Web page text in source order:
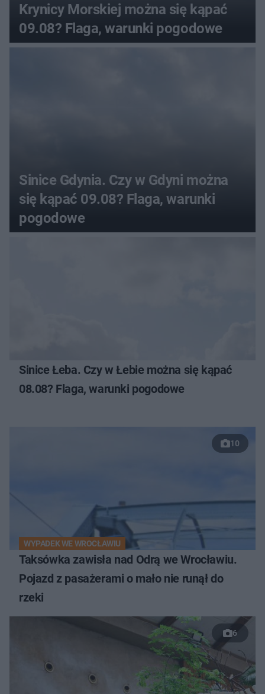
Krynicy Morskiej można się kąpać
09.08? Flaga, warunki pogodowe
Sinice Gdynia. Czy w Gdyni można
się kąpać 09.08? Flaga, warunki
pogodowe
Sinice Łeba. Czy w Łebie można się kąpać
08.08? Flaga, warunki pogodowe
10
WYPADEK WE WROCŁAWIU
Taksówka zawisła nad Odrą we Wrocławiu.
Pojazd z pasażerami o mało nie runął do
rzeki
6